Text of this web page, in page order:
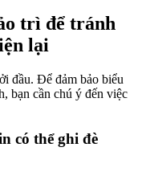
trì để tránh
lại
đầu. Để đảm bảo biểu
bạn cần chú ý đến việc
có thể ghi đè